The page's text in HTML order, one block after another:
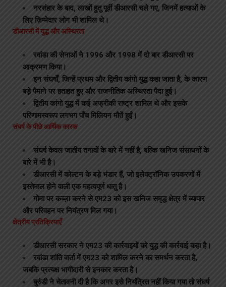
नरसंहार के बाद, लाखों हुतु पूर्वी डीआरसी चले गए, जिनमें हत्याओं के
लिए ज़िम्मेदार लोग भी शामिल थे।
डीआरसी में युद्ध और अस्थिरता
रवांडा की सेनाओं ने 1996 और 1998 में दो बार डीआरसी पर
आक्रमण किया।
इन संघर्षों, जिन्हें प्रथम और द्वितीय कांगो युद्ध कहा जाता है, के कारण
बड़े पैमाने पर हताहत हुए और राजनीतिक अस्थिरता पैदा हुई।
द्वितीय कांगो युद्ध में कई अफ्रीकी राष्ट्र शामिल थे और इसके
परिणामस्वरूप लगभग पाँच मिलियन मौतें हुईं।
संघर्ष के पीछे आर्थिक कारक
संघर्ष केवल जातीय तनावों के बारे में नहीं है, बल्कि खनिज संसाधनों के
बारे में भी है।
डीआरसी में कोल्टन के बड़े भंडार हैं, जो इलेक्ट्रॉनिक उपकरणों में
इस्तेमाल होने वाली एक महत्वपूर्ण धातु है।
गोमा पर कब्ज़ा करने से एम23 को इस खनिज समृद्ध क्षेत्र में व्यापार
और परिवहन पर नियंत्रण मिल गया।
क्षेत्रीय प्रतिक्रियाएँ
डीआरसी सरकार ने एम23 की कार्रवाइयों को युद्ध की कार्रवाई कहा है।
रवांडा शांति वार्ता में एम23 को शामिल करने का समर्थन करता है,
जबकि प्रत्यक्ष भागीदारी से इनकार करता है।
बुरुंडी ने चेतावनी दी है कि अगर इसे नियंत्रित नहीं किया गया तो संघर्ष